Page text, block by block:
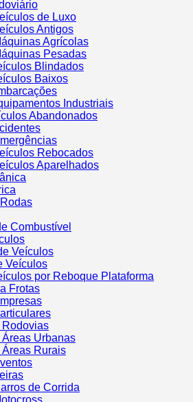
de Luxo
Antigos
Agrícolas
Pesadas
Blindados
Baixos
Industriais
Abandonados
Rebocados
Aparelhados
Combustível
Veículos
Veículos
por Reboque Plataforma
Frotas
Rodovias
Urbanas
Rurais
de Corrida